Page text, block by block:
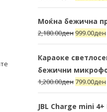
Моќна бежична
2,180.00ден 999.00ден
Караоке
бежични
1,200.00ден799.00ден
JBL Charge mini